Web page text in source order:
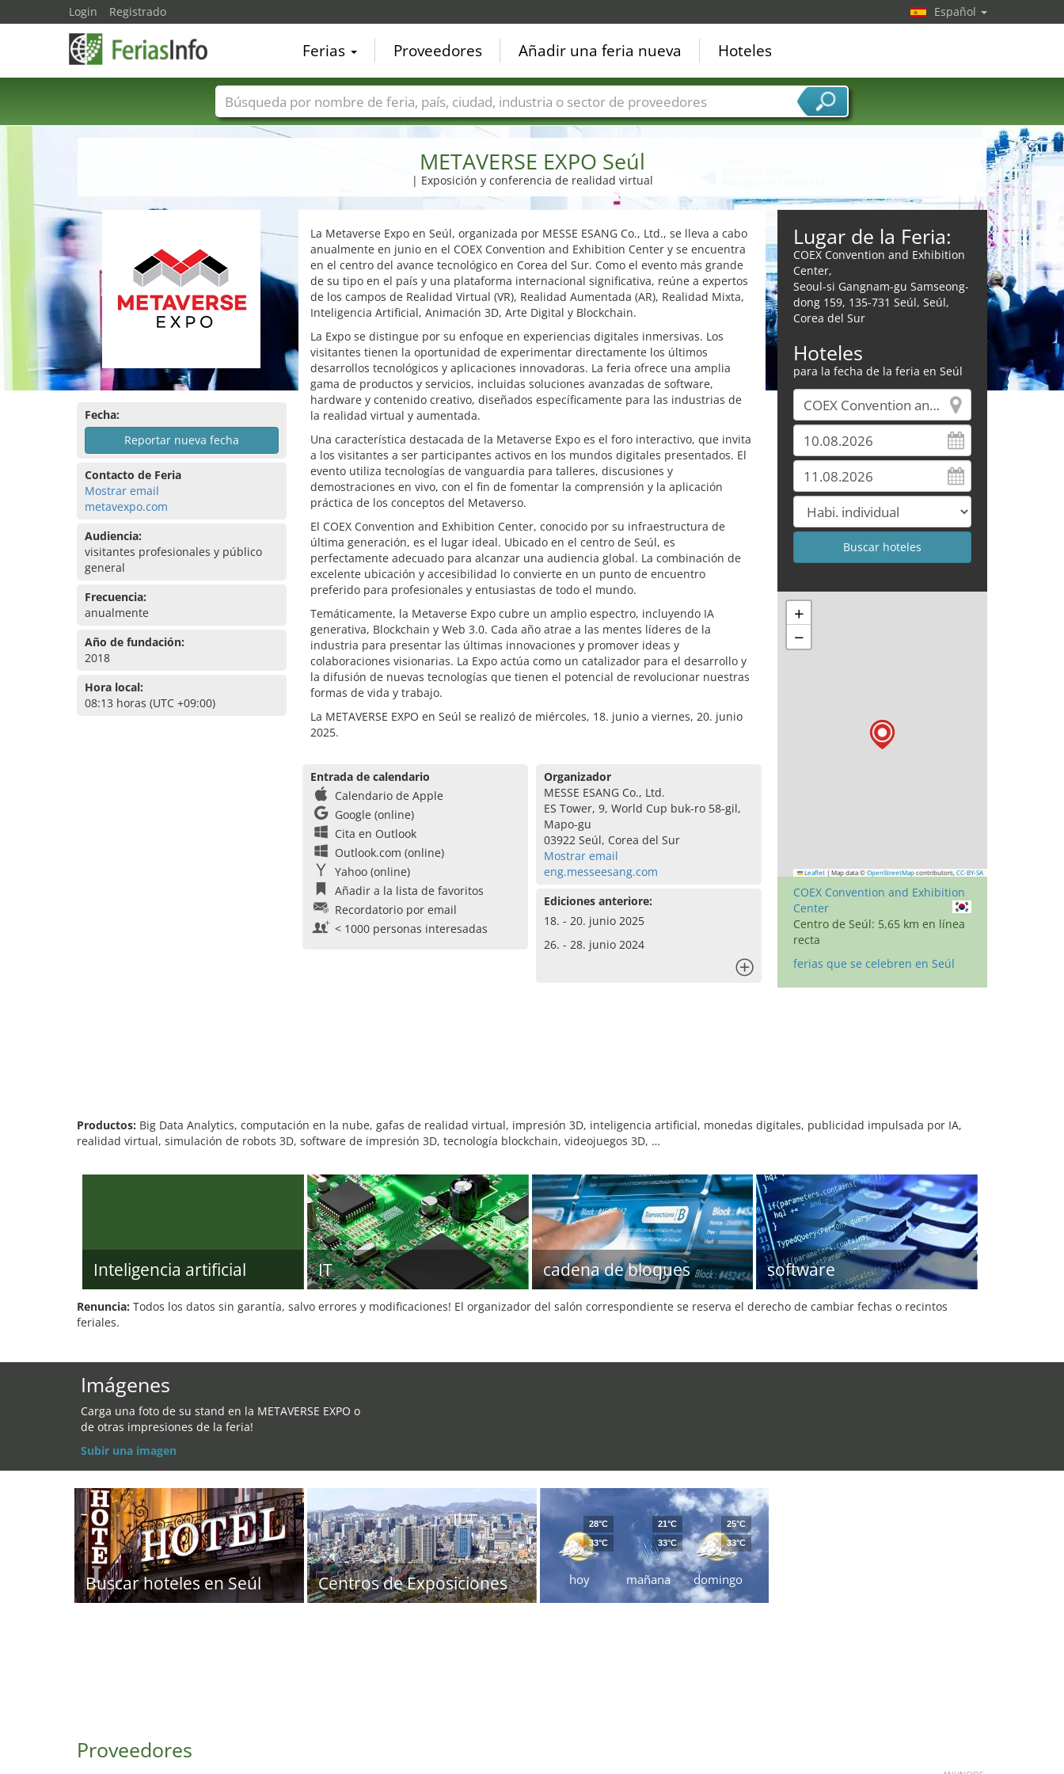
METAVERSE EXPO Seúl
| Exposición y conferencia de realidad virtual
Fecha:
Reportar nueva fecha
Contacto de Feria
Mostrar email
metavexpo.com
Audiencia:
visitantes profesionales y público
general
Frecuencia:
anualmente
Año de fundación:
2018
Hora local:
08:13 horas (UTC +09:00)
La Metaverse Expo en Seúl, organizada por MESSE ESANG Co., Ltd., se lleva a cabo
anualmente en junio en el COEX Convention and Exhibition Center y se encuentra
en el centro del avance tecnológico en Corea del Sur. Como el evento más grande
de su tipo en el país y una plataforma internacional significativa, reúne a expertos
de los campos de Realidad Virtual (VR), Realidad Aumentada (AR), Realidad Mixta,
Inteligencia Artificial, Animación 3D, Arte Digital y Blockchain.
La Expo se distingue por su enfoque en experiencias digitales inmersivas. Los
visitantes tienen la oportunidad de experimentar directamente los últimos
desarrollos tecnológicos y aplicaciones innovadoras. La feria ofrece una amplia
gama de productos y servicios, incluidas soluciones avanzadas de software,
hardware y contenido creativo, diseñados específicamente para las industrias de
la realidad virtual y aumentada.
Una característica destacada de la Metaverse Expo es el foro interactivo, que invita
a los visitantes a ser participantes activos en los mundos digitales presentados. El
evento utiliza tecnologías de vanguardia para talleres, discusiones y
demostraciones en vivo, con el fin de fomentar la comprensión y la aplicación
práctica de los conceptos del Metaverso.
El COEX Convention and Exhibition Center, conocido por su infraestructura de
última generación, es el lugar ideal. Ubicado en el centro de Seúl, es
perfectamente adecuado para alcanzar una audiencia global. La combinación de
excelente ubicación y accesibilidad lo convierte en un punto de encuentro
preferido para profesionales y entusiastas de todo el mundo.
Temáticamente, la Metaverse Expo cubre un amplio espectro, incluyendo IA
generativa, Blockchain y Web 3.0. Cada año atrae a las mentes líderes de la
industria para presentar las últimas innovaciones y promover ideas y
colaboraciones visionarias. La Expo actúa como un catalizador para el desarrollo y
la difusión de nuevas tecnologías que tienen el potencial de revolucionar nuestras
formas de vida y trabajo.
La METAVERSE EXPO en Seúl se realizó de miércoles, 18. junio a viernes, 20. junio
2025.
Entrada de calendario
Calendario de Apple
Google (online)
Cita en Outlook
Outlook.com (online)
Yahoo (online)
Añadir a la lista de favoritos
Recordatorio por email
< 1000 personas interesadas
Organizador
MESSE ESANG Co., Ltd.
ES Tower, 9, World Cup buk-ro 58-gil,
Mapo-gu
03922 Seúl, Corea del Sur
Mostrar email
eng.messeesang.com
Ediciones anteriore:
18. - 20. junio 2025
26. - 28. junio 2024
Lugar de la Feria:
COEX Convention and Exhibition
Center,
Seoul-si Gangnam-gu Samseong-
dong 159, 135-731 Seúl, Seúl,
Corea del Sur
Hoteles
para la fecha de la feria en Seúl
+
−
Leaflet | Map data © OpenStreetMap contributors, CC-BY-SA
COEX Convention and Exhibition
Center
Centro de Seúl: 5,65 km en línea
recta
ferias que se celebren en Seúl
Productos: Big Data Analytics, computación en la nube, gafas de realidad virtual, impresión 3D, inteligencia artificial, monedas digitales, publicidad impulsada por IA,
realidad virtual, simulación de robots 3D, software de impresión 3D, tecnología blockchain, videojuegos 3D, …
Inteligencia artificial IT cadena de bloques software
Renuncia: Todos los datos sin garantía, salvo errores y modificaciones! El organizador del salón correspondiente se reserva el derecho de cambiar fechas o recintos
feriales.
Imágenes
Carga una foto de su stand en la METAVERSE EXPO o
de otras impresiones de la feria!
Subir una imagen
Buscar hoteles en Seúl Centros de Exposiciones hoy
28°C
33°C
mañana
21°C
33°C
domingo
25°C
33°C
Proveedores
Login Registrado Español
Ferias Proveedores Añadir una feria nueva Hoteles
Nombres de ferias Países Ciudades Sectores de ferias Sectores de proveedor de servicios